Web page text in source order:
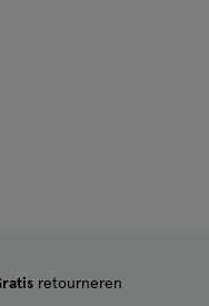
retourneren